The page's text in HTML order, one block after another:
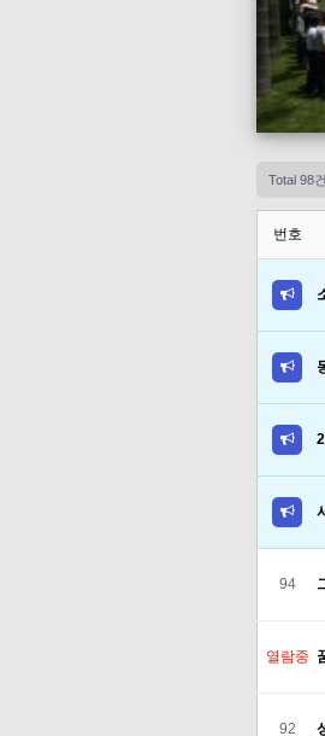
Total 98건
번호
94
열람중
92